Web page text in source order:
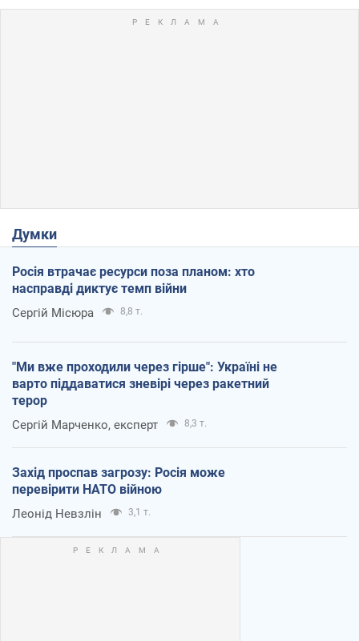
Думки
Росія втрачає ресурси поза планом: хто
насправді диктує темп війни
Сергій Місюра 8,8 т.
"Ми вже проходили через гірше": Україні не
варто піддаватися зневірі через ракетний
терор
Сергій Марченко, експерт 8,3 т.
Захід проспав загрозу: Росія може
перевірити НАТО війною
Леонід Невзлін 3,1 т.